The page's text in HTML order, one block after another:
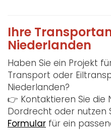
Ihre
Niederlanden
Haben Sie ein Projekt
Transport oder
Niederlanden?
👉 Kontaktieren Sie die
Dordrecht oder nutzen
Formular für ein